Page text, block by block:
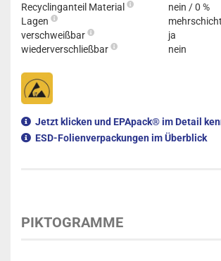
Recyclinganteil Material
nein / 0 %
Lagen
verschweißbar
ja
wiederverschließbar
nein
Jetzt klicken und EPApack® im Detail
ESD-Folienverpackungen im Überblick
PIKTOGRAMME